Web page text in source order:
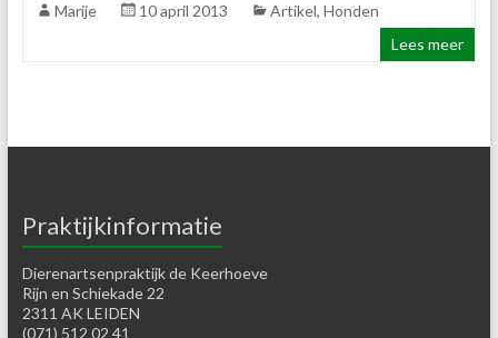
Marije 10 april 2013 Artikel, Honden
Lees meer
Praktijkinformatie
Dierenartsenpraktijk de Keerhoeve
Rijn en Schiekade 22
2311 AK LEIDEN
(071) 512 02 41